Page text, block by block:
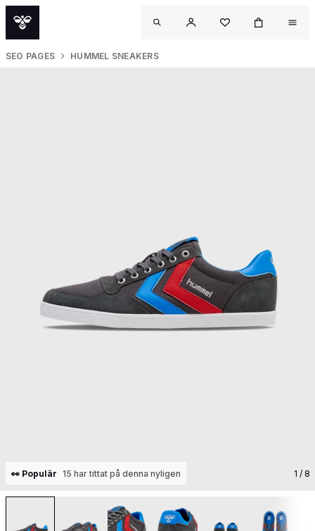
SEO PAGES HUMMEL SNEAKERS
👀 Populär 15 har tittat på denna nyligen 1 / 8